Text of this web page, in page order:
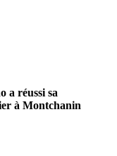
a réussi sa
à Montchanin